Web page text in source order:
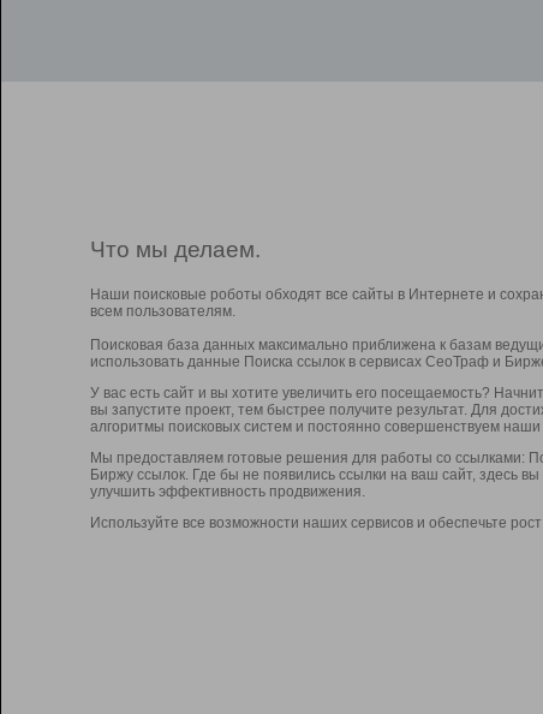
Что мы делаем.
Наши поисковые роботы обходят все сайты в Интернете и
всем пользователям.
Поисковая база данных максимально приближена к базам
использовать данные Поиска ссылок в сервисах СеоТраф и
У вас есть сайт и вы хотите увеличить его посещаемость?
вы запустите проект, тем быстрее получите результат. Для
алгоритмы поисковых систем и постоянно совершенствуем наши
Мы предоставляем готовые решения для работы со ссылками:
Биржу ссылок. Где бы не появились ссылки на ваш сайт, здесь
улучшить эффективность продвижения.
Используйте все возможности наших сервисов и обеспечьте